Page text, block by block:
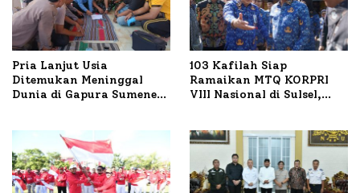
Pria Lanjut Usia
Ditemukan Meninggal
Dunia di Gapura Sumenep,
103 Kafilah Siap
Ramaikan MTQ KORPRI
VIII Nasional di Sulsel,